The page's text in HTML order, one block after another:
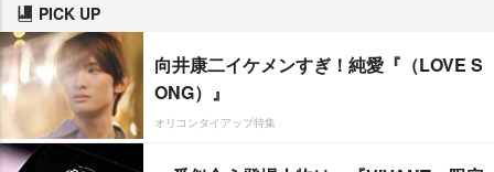
PICK UP
向井康二イケメンすぎ！純愛『（LOVE S
ONG）』
オリコンタイアップ特集